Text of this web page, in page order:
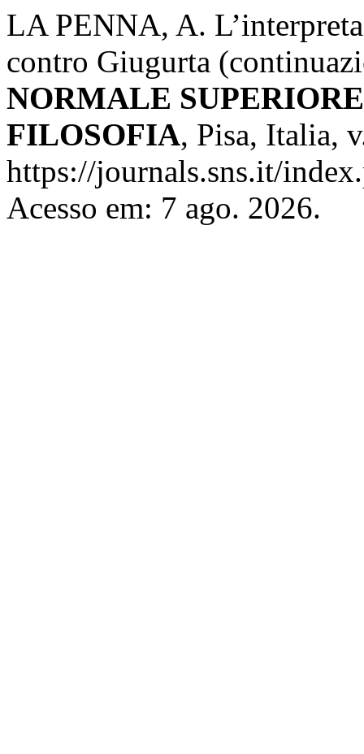
LA PENNA, A.
contro Giugurta
NORMALE
FILOSOFIA, Pisa, Italia,
https://journals.sns.it/
Acesso em: 7 ago. 2026.